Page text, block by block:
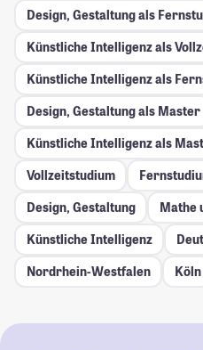
Design, Gestaltung als
Künstliche Intelligenz als
Künstliche Intelligenz als
Design, Gestaltung als Master
Künstliche Intelligenz als
Vollzeitstudium
Design, Gestaltung
Mathe
Künstliche Intelligenz
Nordrhein-Westfalen
Köln